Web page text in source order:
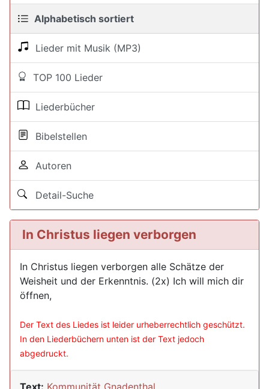
Alphabetisch sortiert
Lieder mit Musik (MP3)
TOP 100 Lieder
Liederbücher
Bibelstellen
Autoren
Detail-Suche
In Christus liegen verborgen
In Christus liegen verborgen alle Schätze der
Weisheit und der Erkenntnis. (2x) Ich will mich dir
öffnen,
Der Text des Liedes ist leider urheberrechtlich geschützt.
In den Liederbüchern unten ist der Text jedoch
abgedruckt.
Text: Kommunität Gnadenthal